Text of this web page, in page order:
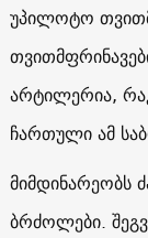
უპილოტო
არტილერია,
ჩართული ამ
მიმდინარეობს
ბრძოლები.